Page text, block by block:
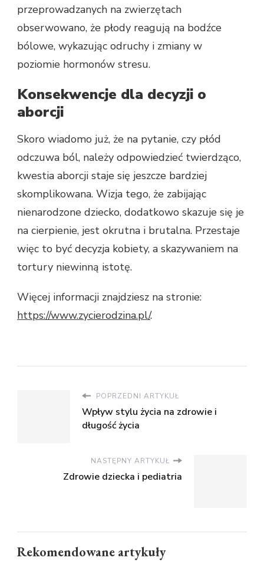
przeprowadzanych na zwierzętach
obserwowano, że płody reagują na bodźce
bólowe, wykazując odruchy i zmiany w
poziomie hormonów stresu.
Konsekwencje dla decyzji o
aborcji
Skoro wiadomo już, że na pytanie, czy płód
odczuwa ból, należy odpowiedzieć twierdząco,
kwestia aborcji staje się jeszcze bardziej
skomplikowana. Wizja tego, że zabijając
nienarodzone dziecko, dodatkowo skazuje się je
na cierpienie, jest okrutna i brutalna. Przestaje
więc to być decyzja kobiety, a skazywaniem na
tortury niewinną istotę.
Więcej informacji znajdziesz na stronie:
https://www.zycierodzina.pl/.
POPRZEDNI ARTYKUŁ
Wpływ stylu życia na zdrowie i
długość życia
NASTĘPNY ARTYKUŁ
Zdrowie dziecka i pediatria
Rekomendowane artykuły